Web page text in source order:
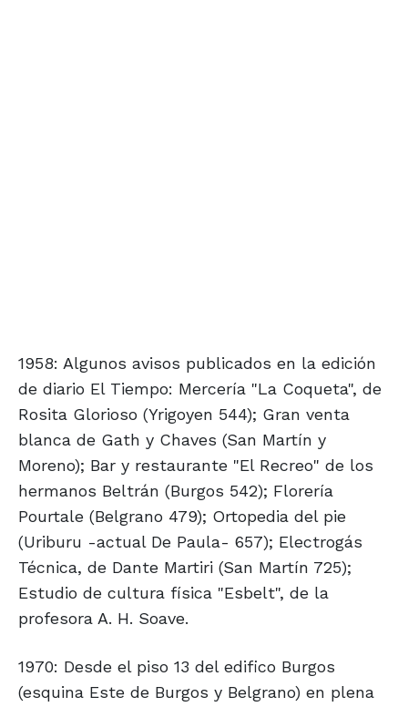
1958: Algunos avisos publicados en la edición
de diario El Tiempo: Mercería "La Coqueta", de
Rosita Glorioso (Yrigoyen 544); Gran venta
blanca de Gath y Chaves (San Martín y
Moreno); Bar y restaurante "El Recreo" de los
hermanos Beltrán (Burgos 542); Florería
Pourtale (Belgrano 479); Ortopedia del pie
(Uriburu -actual De Paula- 657); Electrogás
Técnica, de Dante Martiri (San Martín 725);
Estudio de cultura física "Esbelt", de la
profesora A. H. Soave.
1970: Desde el piso 13 del edifico Burgos
(esquina Este de Burgos y Belgrano) en plena